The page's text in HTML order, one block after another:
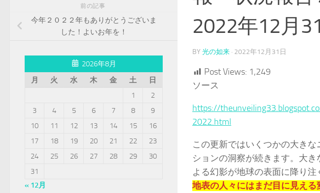
2022年12月
BY 光の如来 · 2022年12月31日
Post Views: 1,249
ソース
https://
2022.html
この更新ではいくつかの大き
ションの洞察が続きます。大
よる幻影が地球の表面に降り注
地表の人々にはまだ目に見え
前の記事
今年２０２２年もありがとうございま
した！よいお年を！
2026年8月
月
火 水 木 金 土
日
1
2
3
4 5 6 7 8
9
10
11 12 13 14 15
16
17
18 19 20 21 22
23
24
25 26 27 28 29
30
31
« 12月